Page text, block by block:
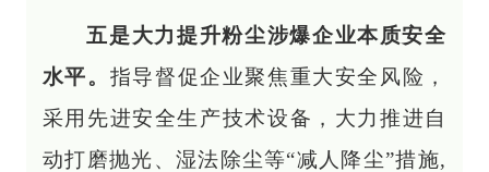
五是大力提升粉尘涉爆企业本质安全
水平。 指导督促企业聚焦重大安全风险，
采用先进安全生产技术设备，大力推进自
动打磨抛光、湿法除尘等“减人降尘”措施,